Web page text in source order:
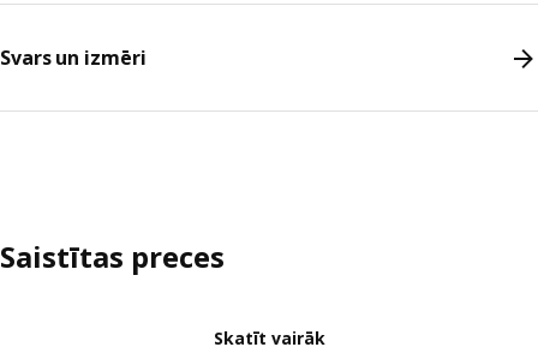
Svars un izmēri
Saistītas preces
Skatīt vairāk